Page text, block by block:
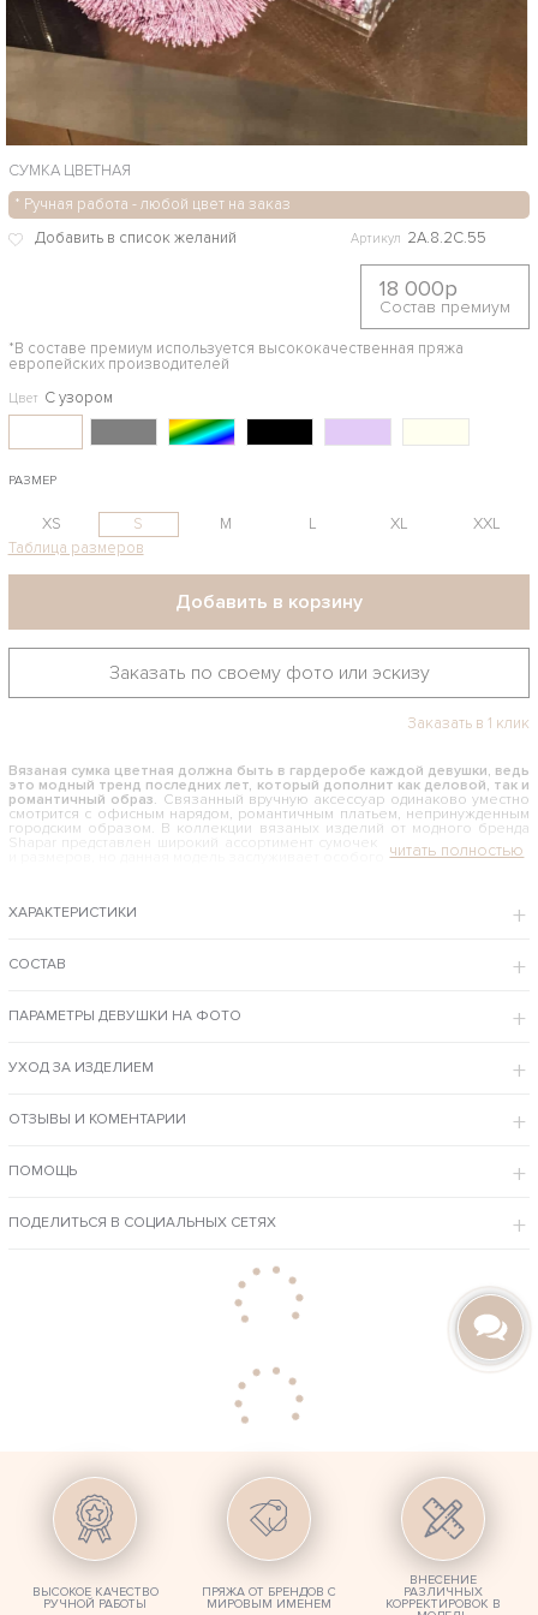
СУМКА ЦВЕТНАЯ
* Ручная работа - любой цвет на заказ
Артикул 2А.8.2С.55
18 000р
Состав премиум
*В составе премиум используется высококачественная пряжа
европейских производителей
Цвет С узором
РАЗМЕР
XS S M L XL
XXL
Таблица размеров
Добавить в корзину
Заказать по своему фото или эскизу
Заказать в 1 клик
Вязаная сумка цветная должна быть в гардеробе каждой девушки, ведь
это модный тренд последних лет, который дополнит как деловой, так и
романтичный образ. Связанный вручную аксессуар одинаково уместно
смотрится с офисным нарядом, романтичным платьем, непринужденным
городским образом. В коллекции вязаных изделий от модного бренда
Shapar представлен широкий ассортимент сумочек различного дизайна
и размеров, но данная модель заслуживает особого внимания.
Красивый аксессуар с необычным дизайном гармонично вписывается в
и женственно. Ее можно носить с вечерними платьями, романтичными
сарафанами, брать с собой на прогулку и в ресторан, в офис и на
и отправкой по России и за рубеж.
Основа сумочки сделана из оргстекла с множественными
отверстиями. Мастер вручную обвязывает основу нитками и
Дно изделия – прозрачное, легко моется и позволяет быстро
найти нужные вещи.
отлично чистится и не пеленгуется.
для вас индивидуальный аксессуар.
ХАРАКТЕРИСТИКИ
СОСТАВ
ПАРАМЕТРЫ ДЕВУШКИ НА ФОТО
УХОД ЗА ИЗДЕЛИЕМ
ОТЗЫВЫ И КОМЕНТАРИИ
ПОМОЩЬ
ПОДЕЛИТЬСЯ В СОЦИАЛЬНЫХ СЕТЯХ
ВЫСОКОЕ КАЧЕСТВО
РУЧНОЙ РАБОТЫ
ПРЯЖА ОТ БРЕНДОВ С
МИРОВЫМ ИМЕНЕМ
ВНЕСЕНИЕ
РАЗЛИЧНЫХ
КОРРЕКТИРОВОК В